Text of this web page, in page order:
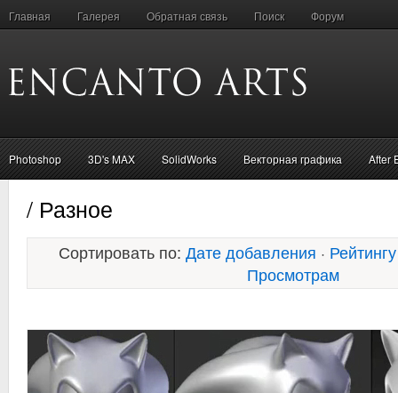
Главная Галерея Обратная связь Поиск Форум
Photoshop 3D's MAX SolidWorks Векторная графика After
/ Разное
Сортировать по: Дате добавления · Рейтингу
Просмотрам